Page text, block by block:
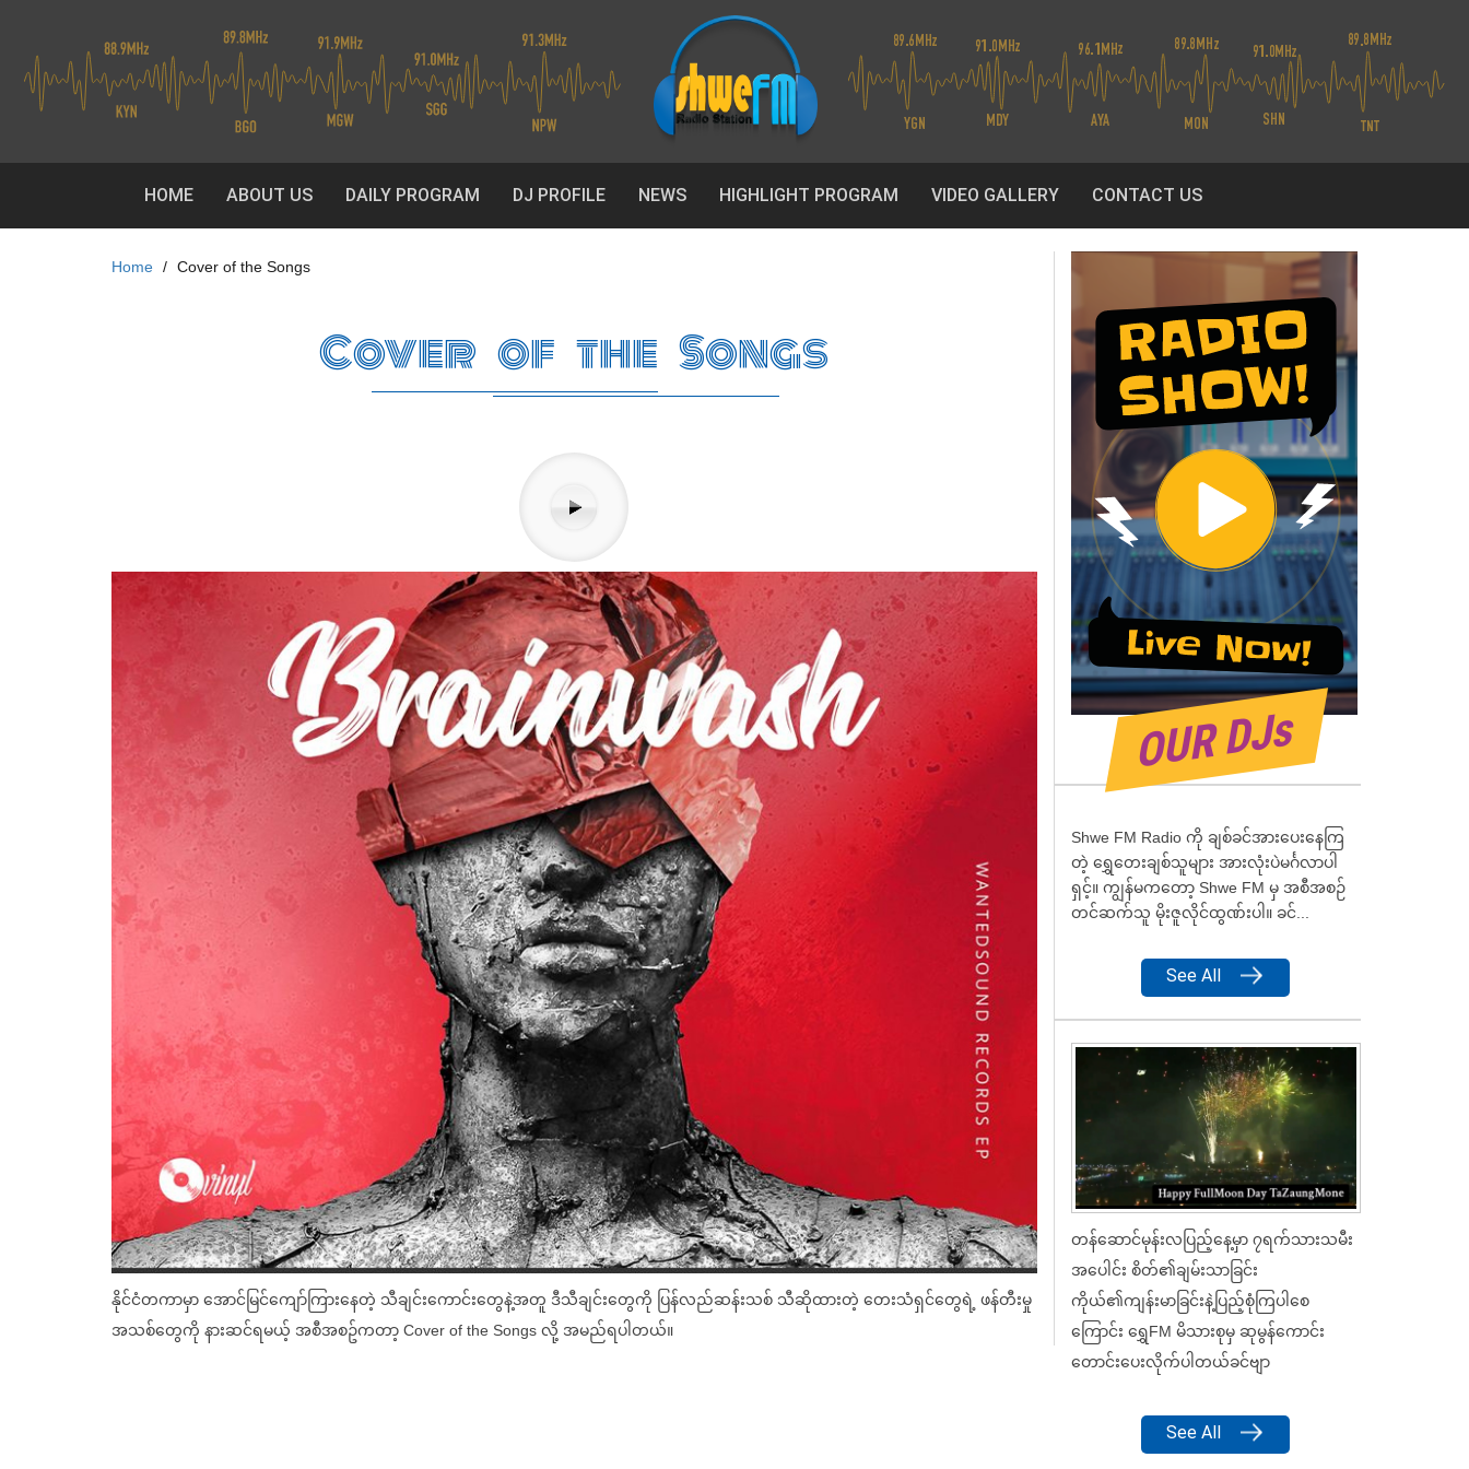
main
content
HOME ABOUT US DAILY PROGRAM DJ PROFILE NEWS HIGHLIGHT PROGRAM VIDEO GALLERY CONTACT US
Home Cover of the Songs
Cover of the Songs
နိုင်ငံတကာမှာ အောင်မြင်ကျော်ကြားနေတဲ့ သီချင်းကောင်းတွေနဲ့အတူ ဒီသီချင်းတွေကို ပြန်လည်ဆန်းသစ် သီဆိုထားတဲ့ တေးသံရှင်တွေရဲ့ ဖန်တီးမှု
အသစ်တွေကို နားဆင်ရမယ့် အစီအစဥ်ကတာ့ Cover of the Songs လို့ အမည်ရပါတယ်။
OUR DJs
Shwe FM Radio ကို ချစ်ခင်အားပေးနေကြ
တဲ့ ရွှေတေးချစ်သူများ အားလုံးပဲမင်္ဂလာပါ
ရှင့်။ ကျွန်မကတော့ Shwe FM မှ အစီအစဉ်
တင်ဆက်သူ မိုးဇူလိုင်ထွဏ်းပါ။ ခင်...
See All
တန်ဆောင်မုန်းလပြည့်နေ့မှာ ၇ရက်သားသမီး
အပေါင်း စိတ်၏ချမ်းသာခြင်း
ကိုယ်၏ကျန်းမာခြင်းနဲ့ပြည့်စုံကြပါစေ
ကြောင်း ရွှေFM မိသားစုမှ ဆုမွန်ကောင်း
တောင်းပေးလိုက်ပါတယ်ခင်ဗျာ
See All